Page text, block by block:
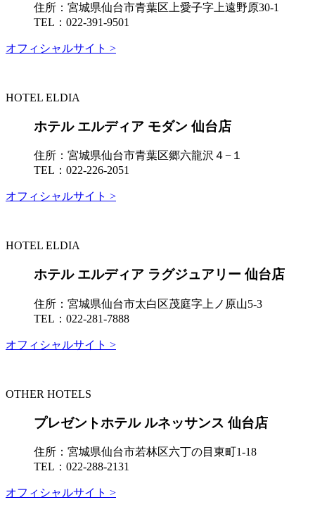
住所： 宮城県仙台市青葉区上愛子字上遠野原30-1
TEL： 022-391-9501
オフィシャルサイト >
HOTEL ELDIA
ホテル エルディア モダン 仙台店
住所： 宮城県仙台市青葉区郷六龍沢４−１
TEL： 022-226-2051
オフィシャルサイト >
HOTEL ELDIA
ホテル エルディア ラグジュアリー 仙台店
住所： 宮城県仙台市太白区茂庭字上ノ原山5-3
TEL： 022-281-7888
オフィシャルサイト >
OTHER HOTELS
プレゼントホテル ルネッサンス 仙台店
住所： 宮城県仙台市若林区六丁の目東町1-18
TEL： 022-288-2131
オフィシャルサイト >